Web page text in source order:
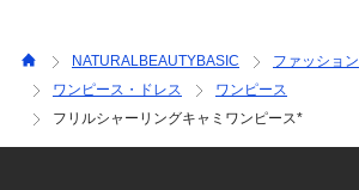
NATURALBEAUTYBASIC
ファッション
ワンピース・ドレス
ワンピース
フリルシャーリングキャミワンピース*